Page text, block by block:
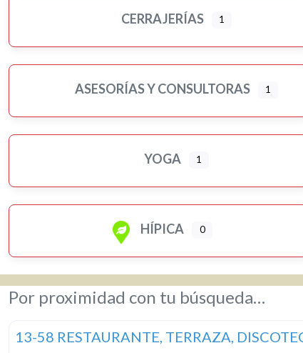
CERRAJERÍAS 1
ASESORÍAS Y CONSULTORAS 1
YOGA 1
HÍPICA 0
Por proximidad con tu búsqueda…
13-58 RESTAURANTE, TERRAZA,